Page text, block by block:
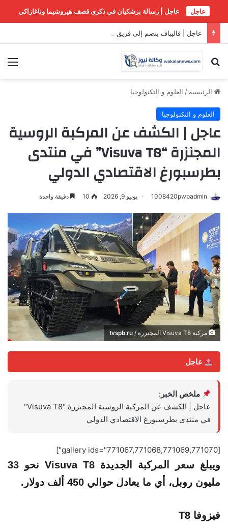
عاجل عاجل | رسالة بزشکیان في ذکری قصف هیروشیما وناغازاکي
بحث عن
الرئيسية / العلوم و التكنولوجيا
العلوم و التكنولوجيا
عاجل | الكشف عن المركبة الروسية
المجنزرة “Visuva T8” في منتدى
بطرسبورغ الاقتصادي الدولي
1008420pwpadmin يونيو 9, 2026 10 دقيقة واحدة
مركبة Visuva T8 المجنزرة / tvspb.ru
عاجل
ملخص الخبر:
عاجل | الكشف عن المركبة الروسية المجنزرة "Visuva T8"
في منتدى بطرسبورغ الاقتصادي الدولي
[gallery ids="771067,771068,771069,771070"]
ويبلغ سعر المركبة الجديدة Visuva T8 نحو 33
مليون روبل، أي ما يعادل حوالي 450 ألف دولار.
فيزوفا T8